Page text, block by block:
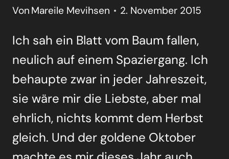
Von Mareile Mevihsen 2. November 2015
Ich sah ein Blatt vom Baum fal­len,
neu­lich auf einem Spa­zier­gang. Ich
behaup­te zwar in jeder Jah­res­zeit,
sie wäre mir die Liebs­te, aber mal
ehr­lich, nichts kommt dem Herbst
gleich. Und der gol­de­ne Okto­ber